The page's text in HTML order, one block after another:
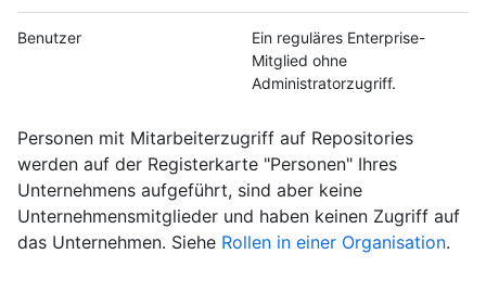
Benutzer
Ein reguläres Enterprise-
Mitglied ohne
Administratorzugriff.
Personen mit Mitarbeiterzugriff auf Repositories
werden auf der Registerkarte "Personen" Ihres
Unternehmens aufgeführt, sind aber keine
Unternehmensmitglieder und haben keinen Zugriff auf
das Unternehmen. Siehe Rollen in einer Organisation.